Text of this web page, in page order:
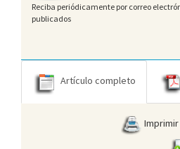
Reciba periódicamente por correo
publicados
Artículo completo
Imprimir